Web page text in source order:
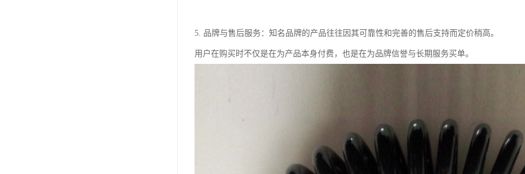
5. 品牌与售后服务：知名品牌的产品往往因其可靠性和完善的售后支持而定价稍高。
用户在购买时不仅是在为产品本身付费，也是在为品牌信誉与长期服务买单。